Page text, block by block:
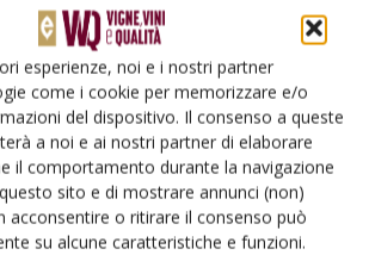
esperienze, noi e i nostri partner
come i cookie per memorizzare e/o
del dispositivo. Il consenso a queste
a noi e ai nostri partner di elaborare
il comportamento durante la navigazione
sito e di mostrare annunci (non)
acconsentire o ritirare il consenso può
su alcune caratteristiche e funzioni.
Aziende e Prodotti
per cercare un'azienda o un
prodotto!